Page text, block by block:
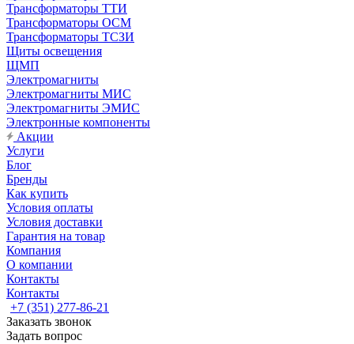
Трансформаторы ТТИ
Трансформаторы ОСМ
Трансформаторы ТСЗИ
Щиты освещения
ЩМП
Электромагниты
Электромагниты МИС
Электромагниты ЭМИС
Электронные компоненты
Акции
Услуги
Блог
Бренды
Как купить
Условия оплаты
Условия доставки
Гарантия на товар
Компания
О компании
Контакты
Контакты
+7 (351) 277-86-21
Заказать звонок
Задать вопрос